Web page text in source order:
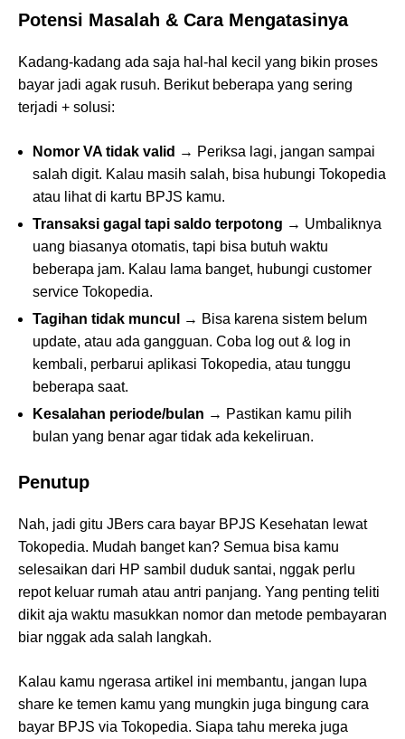
Potensi Masalah & Cara Mengatasinya
Kadang-kadang ada saja hal-hal kecil yang bikin proses
bayar jadi agak rusuh. Berikut beberapa yang sering
terjadi + solusi:
Nomor VA tidak valid → Periksa lagi, jangan sampai
salah digit. Kalau masih salah, bisa hubungi Tokopedia
atau lihat di kartu BPJS kamu.
Transaksi gagal tapi saldo terpotong → Umbaliknya
uang biasanya otomatis, tapi bisa butuh waktu
beberapa jam. Kalau lama banget, hubungi customer
service Tokopedia.
Tagihan tidak muncul
→ Bisa karena sistem belum
update, atau ada gangguan. Coba log out & log in
kembali, perbarui aplikasi Tokopedia, atau tunggu
beberapa saat.
Kesalahan periode/bulan → Pastikan kamu pilih
bulan yang benar agar tidak ada kekeliruan.
Penutup
Nah, jadi gitu JBers cara bayar BPJS Kesehatan lewat
Tokopedia. Mudah banget kan? Semua bisa kamu
selesaikan dari HP sambil duduk santai, nggak perlu
repot keluar rumah atau antri panjang. Yang penting teliti
dikit aja waktu masukkan nomor dan metode pembayaran
biar nggak ada salah langkah.
Kalau kamu ngerasa artikel ini membantu, jangan lupa
share ke temen kamu yang mungkin juga bingung cara
bayar BPJS via Tokopedia. Siapa tahu mereka juga